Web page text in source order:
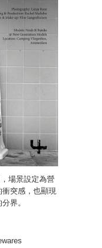
場景設定為營
突感，也顯現
界。